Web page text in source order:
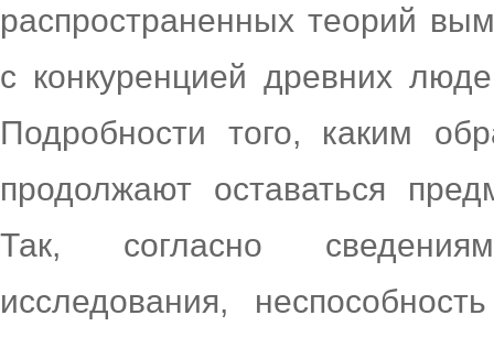
распространенных теорий
с конкуренцией древних
Подробности того, каким
продолжают оставаться
Так, согласно
исследования,